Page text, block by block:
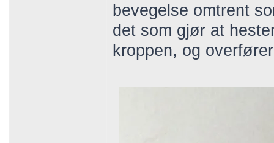
bevegelse omtrent
det som gjør at
kroppen, og